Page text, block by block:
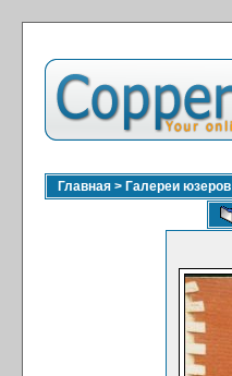
Главная > Галереи юзеров